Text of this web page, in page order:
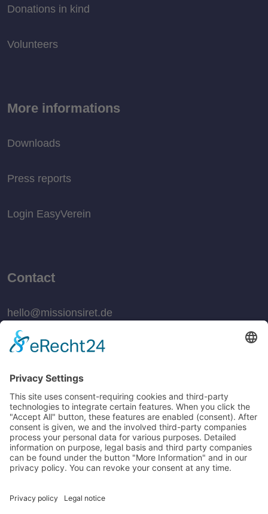
Donations in kind
Volunteers
More informations
Downloads
Press reports
Login EasyVerein
Contact
hello@missionsiret.de
Bank details for monetary donations
(deductible according to §10 EStG)
Westfälische Genossenschaft des Johanniterordens
IBAN: DE52 4944 0043 0320 0060 02
Purpose: "Siret"